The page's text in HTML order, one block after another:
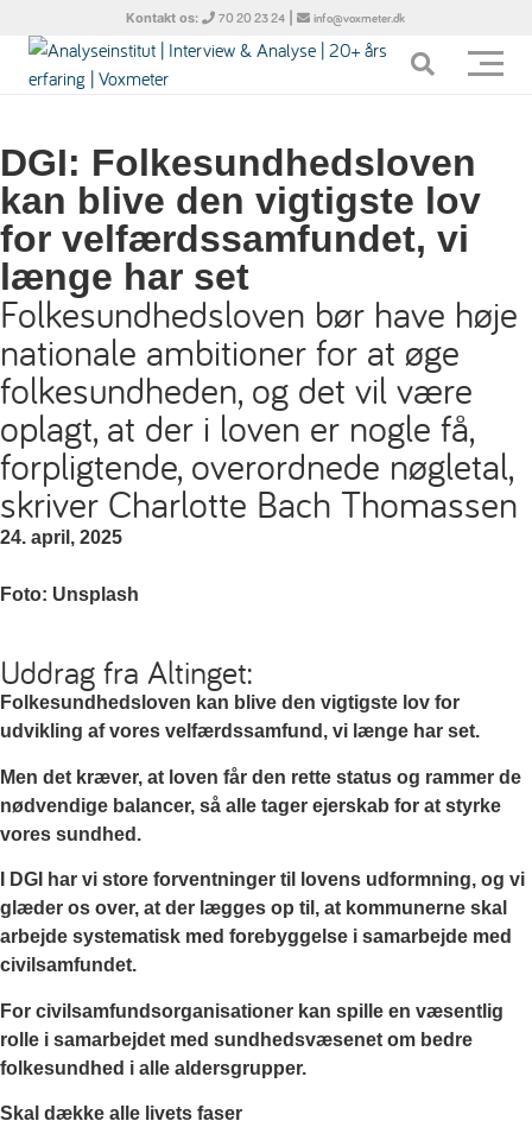
Kontakt os: 70 20 23 24 | info@voxmeter.dk
DGI: Folkesundhedsloven
kan blive den vigtigste lov
for velfærdssamfundet, vi
længe har set
Folkesundhedsloven bør have høje
nationale ambitioner for at øge
folkesundheden, og det vil være
oplagt, at der i loven er nogle få,
forpligtende, overordnede nøgletal,
skriver Charlotte Bach Thomassen
24. april, 2025
Foto: Unsplash
Uddrag fra Altinget:
Folkesundhedsloven kan blive den vigtigste lov for
udvikling af vores velfærdssamfund, vi længe har set.
Men det kræver, at loven får den rette status og rammer de
nødvendige balancer, så alle tager ejerskab for at styrke
vores sundhed.
I DGI har vi store forventninger til lovens udformning, og vi
glæder os over, at der lægges op til, at kommunerne skal
arbejde systematisk med forebyggelse i samarbejde med
civilsamfundet.
For civilsamfundsorganisationer kan spille en væsentlig
rolle i samarbejdet med sundhedsvæsenet om bedre
folkesundhed i alle aldersgrupper.
Skal dække alle livets faser